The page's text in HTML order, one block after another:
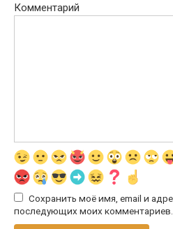
Комментарий
Сохранить моё имя, email и
последующих моих комментариев.